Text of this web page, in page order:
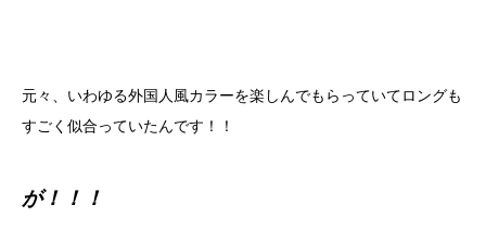
元々、いわゆる外国人風カラーを楽しんでもらっていてロングも
すごく似合っていたんです！！
が！！！